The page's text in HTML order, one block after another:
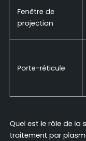
Fenêtre de
projection
Porte-réticule
Quel est le rôle de la
traitement par